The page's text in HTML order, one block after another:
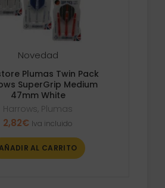
Novedad
Plumas Twin Pack
SuperGrip Medium
47mm White
Harrows, Plumas
2,82€ Iva incluido
AL CARRITO